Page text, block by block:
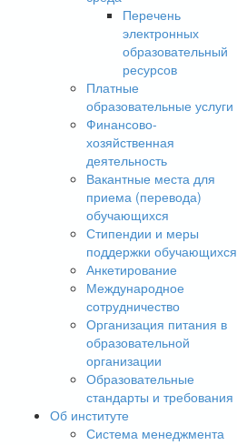
Перечень
электронных
образовательный
ресурсов
Платные
образовательные услуги
Финансово-
хозяйственная
деятельность
Вакантные места для
приема (перевода)
обучающихся
Стипендии и меры
поддержки обучающихся
Анкетирование
Международное
сотрудничество
Организация питания в
образовательной
организации
Образовательные
стандарты и требования
Об институте
Система менеджмента